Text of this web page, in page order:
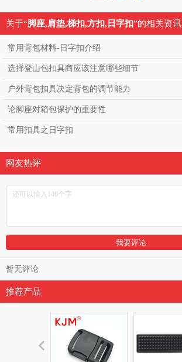
关于“脚座,肩垫,梯扣,方扣,日字扣”的相关资讯
常用背包材料-日字扣介绍
选择登山包扣具商应该注意哪些细节
户外背包扣具决定背包的调节能力
论脚座对箱包保护的重要性
常用扣具之日字扣
网友热评
暂无评论
推荐产品